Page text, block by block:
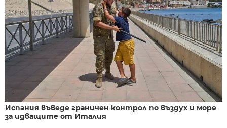
Испания въведе граничен контрол по въздух и море
за идващите от Италия